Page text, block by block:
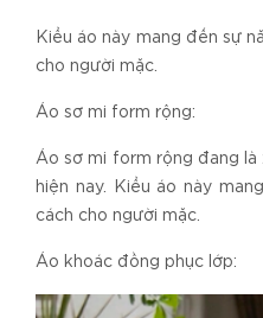
Kiểu áo này mang đến sự
cho người mặc.
Áo sơ mi form rộng:
Áo sơ mi form rộng đang
hiện nay. Kiểu áo này
cách cho người mặc.
Áo khoác đồng phục lớp: